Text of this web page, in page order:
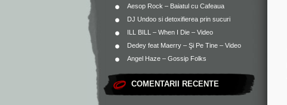
Aesop Rock – Baiatul cu Cafeaua
DJ Undoo si detoxifierea prin sucuri
ILL BILL – When I Die – Video
Dedey feat Maerry – Şi Pe Tine – Video
Angel Haze – Gossip Folks
COMENTARII RECENTE